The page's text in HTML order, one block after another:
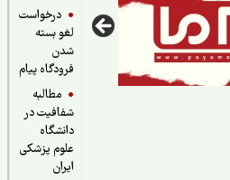
درخواست
لغو بسته
فرودگاه پیام
مطالبه
شفافیت در
دانشگاه
علوم پزشکی